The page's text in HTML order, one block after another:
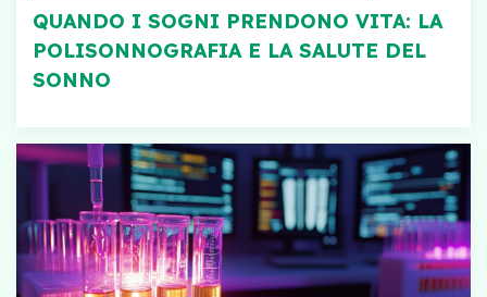
QUANDO I SOGNI PRENDONO VITA: LA
POLISONNOGRAFIA E LA SALUTE DEL
SONNO